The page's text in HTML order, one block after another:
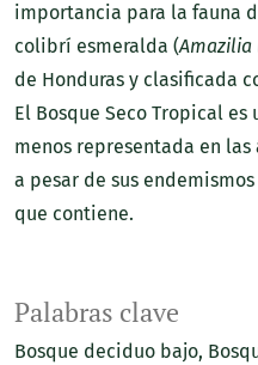
Palabras clave
Bosque deciduo bajo
importancia para la fauna
colibrí esmeralda (Amazilia
de Honduras y clasificada
El Bosque Seco Tropical es
menos representada en
a pesar de sus
que contiene.